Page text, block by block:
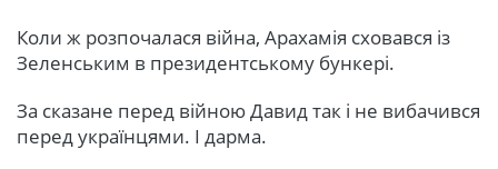
Коли ж розпочалася війна, Арахамія сховався із
Зеленським в президентському бункері.
За сказане перед війною Давид так і не вибачився
перед українцями. І дарма.